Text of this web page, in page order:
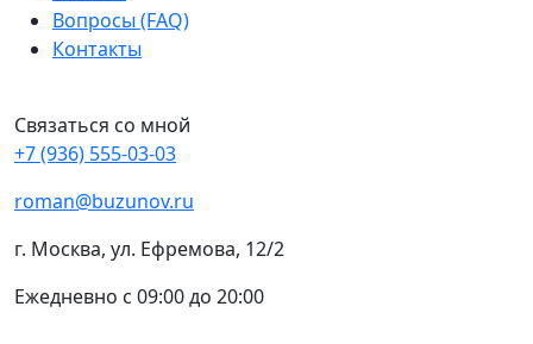
Вопросы (FAQ)
Контакты
Связаться со мной
+7 (936) 555-03-03
roman@buzunov.ru
г. Москва, ул. Ефремова, 12/2
Ежедневно с 09:00 до 20:00